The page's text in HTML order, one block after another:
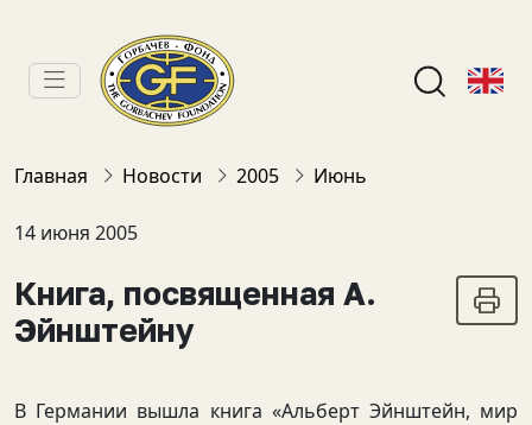
Главная Новости 2005 Июнь
14 июня 2005
Книга, посвященная А.
Эйнштейну
В Германии вышла книга «Альберт Эйнштейн, мир